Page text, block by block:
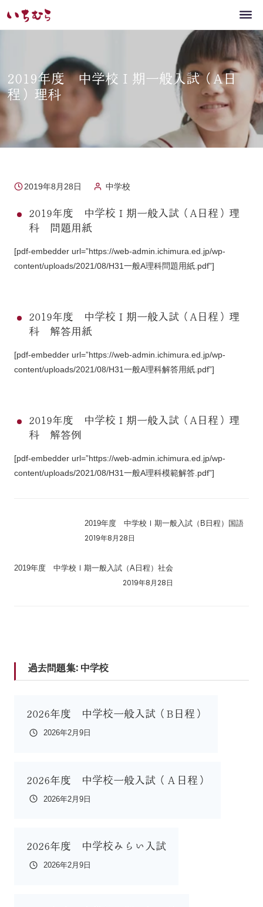
2019年度 中学校Ⅰ期一般入試（A日
程）理科
2019年8月28日 中学校
2019年度 中学校Ⅰ期一般入試（A日程）理
科 問題用紙
[pdf-embedder url=”https://web-admin.ichimura.ed.jp/wp-
content/uploads/2021/08/H31一般A理科問題用紙.pdf”]
2019年度 中学校Ⅰ期一般入試（A日程）理
科 解答用紙
[pdf-embedder url=”https://web-admin.ichimura.ed.jp/wp-
content/uploads/2021/08/H31一般A理科解答用紙.pdf”]
2019年度 中学校Ⅰ期一般入試（A日程）理
科 解答例
[pdf-embedder url=”https://web-admin.ichimura.ed.jp/wp-
content/uploads/2021/08/H31一般A理科模範解答.pdf”]
2019年度 中学校Ⅰ期一般入試（B日程）国語
2019年8月28日
2019年度 中学校Ⅰ期一般入試（A日程）社会
2019年8月28日
過去問題集: 中学校
2026年度 中学校一般入試（B日程）
2026年2月9日
2026年度 中学校一般入試（Ａ日程）
2026年2月9日
2026年度 中学校みらい入試
2026年2月9日